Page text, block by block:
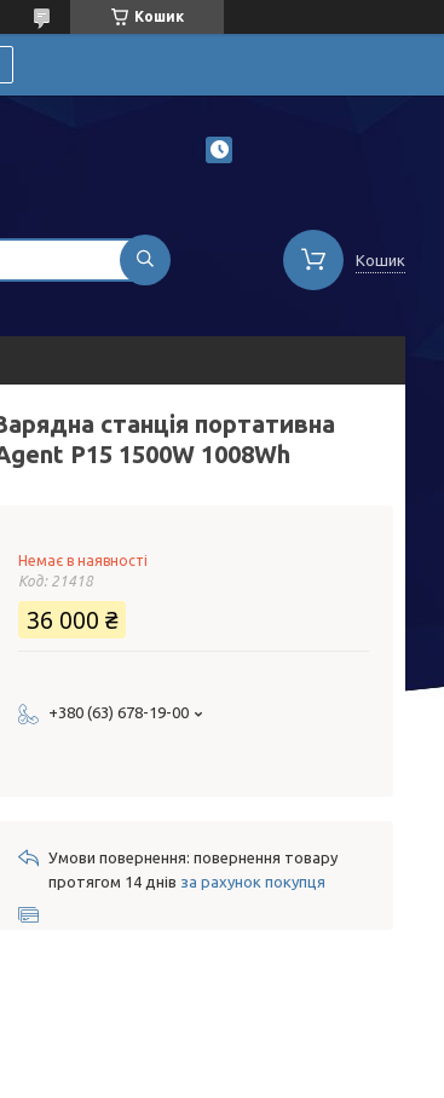
Кошик
Кошик
станція портативна
P15 1500W 1008Wh
Немає в наявності
Код: 21418
36 000 ₴
+380 (63) 678-19-00
повернення товару
протягом 14 днів за рахунок покупця